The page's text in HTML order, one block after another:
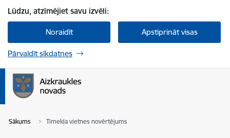
Lūdzu, atzīmējiet savu izvēli:
Noraidīt Apstiprināt visas
Pārvaldīt sīkdatnes
Sākums Tīmekļa vietnes novērtējums